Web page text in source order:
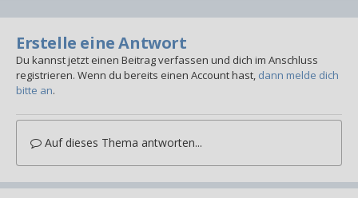
Erstelle eine Antwort
Du kannst jetzt einen Beitrag verfassen und dich im Anschluss
registrieren. Wenn du bereits einen Account hast, dann melde dich
bitte an.
Auf dieses Thema antworten...